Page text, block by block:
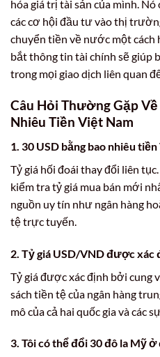
hóa giá trị tài sản của mình.
các cơ hội đầu tư vào thị
chuyển tiền về nước một cách
bắt thông tin tài chính sẽ giúp
trong mọi giao dịch liên quan
Câu Hỏi Thường Gặp Về
Nhiêu Tiền Việt Nam
1. 30 USD bằng bao nhiêu
Tỷ giá hối đoái thay đổi liên
kiểm tra tỷ giá mua bán mới
nguồn uy tín như ngân hàng
tệ trực tuyến.
2. Tỷ giá USD/VNDđược xác
Tỷ giá được xác định bởi cung
sách tiền tệ của ngân hàng
mô của cả hai quốc gia và các
3. Tôi có thể đổi30 đô la Mỹở